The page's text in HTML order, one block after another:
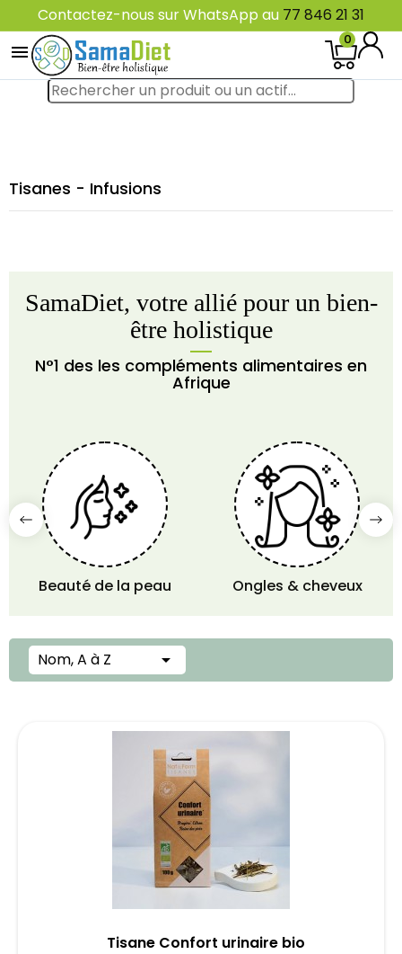
Contactez-nous sur WhatsApp au 77 846 21 31

0
Tisanes - Infusions
SamaDiet, votre allié pour un bien-
être holistique
N°1 des les compléments alimentaires en
Afrique
Beauté de la peau Ongles & cheveux
Nom, A à Z 
Tisane Confort urinaire bio